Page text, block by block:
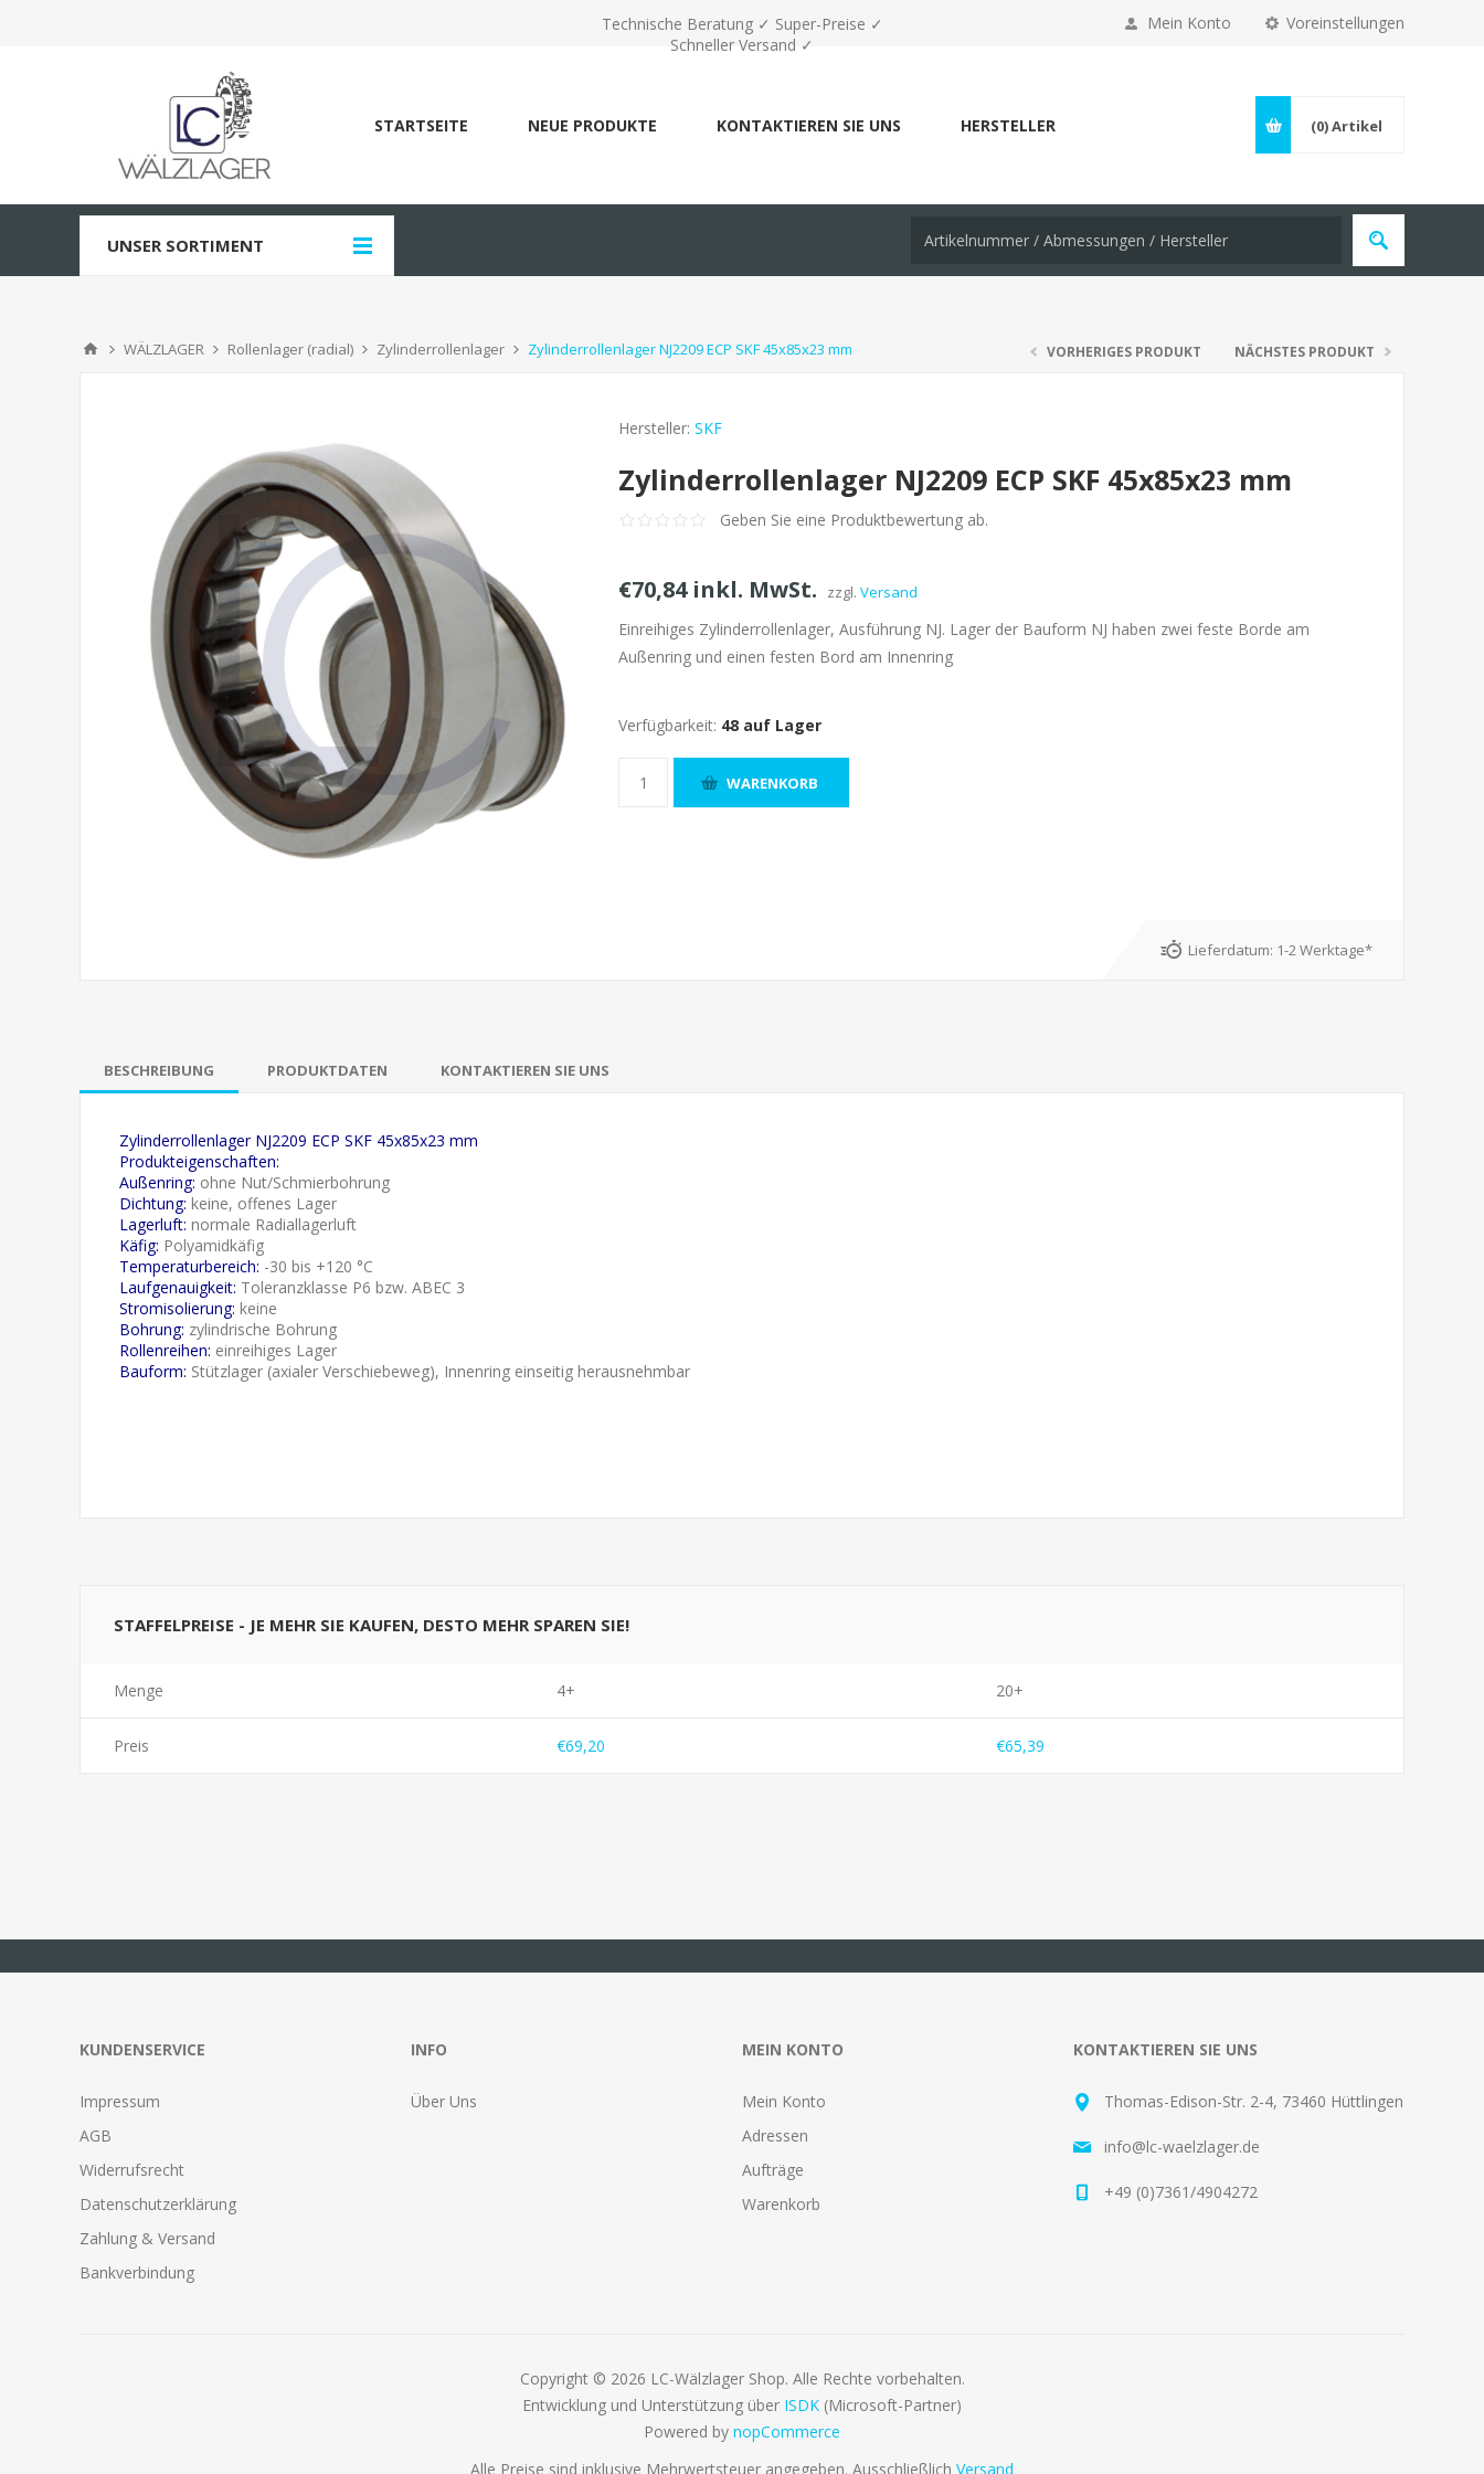
Technische Beratung ✓ Super-Preise ✓
Schneller Versand ✓
Voreinstellungen
Mein Konto
STARTSEITE NEUE PRODUKTE KONTAKTIEREN SIE UNS HERSTELLER (0)Artikel
UNSER SORTIMENT
WÄLZLAGER Rollenlager (radial) Zylinderrollenlager Zylinderrollenlager NJ2209 ECP SKF 45x85x23 mm VORHERIGES PRODUKT NÄCHSTES PRODUKT
Hersteller: SKF
Zylinderrollenlager NJ2209 ECP SKF 45x85x23 mm
Geben Sie eine Produktbewertung ab.
€70,84 inkl. MwSt. zzgl.Versand
Einreihiges Zylinderrollenlager, Ausführung NJ. Lager der Bauform NJ haben zwei feste Borde am
Außenring und einen festen Bord am Innenring
Verfügbarkeit: 48 auf Lager
Lieferdatum: 1-2 Werktage*
BESCHREIBUNG PRODUKTDATEN KONTAKTIEREN SIE UNS
Zylinderrollenlager NJ2209 ECP SKF 45x85x23 mm
Produkteigenschaften:
Außenring: ohne Nut/Schmierbohrung
Dichtung: keine, offenes Lager
Lagerluft: normale Radiallagerluft
Käfig: Polyamidkäfig
Temperaturbereich: -30 bis +120 °C
Laufgenauigkeit: Toleranzklasse P6 bzw. ABEC 3
Stromisolierung: keine
Bohrung: zylindrische Bohrung
Rollenreihen: einreihiges Lager
Bauform: Stützlager (axialer Verschiebeweg), Innenring einseitig herausnehmbar
STAFFELPREISE - JE MEHR SIE KAUFEN, DESTO MEHR SPAREN SIE!
Menge 4+ 20+
Preis €69,20 €65,39
KUNDENSERVICE
Impressum
AGB
Widerrufsrecht
Datenschutzerklärung
Zahlung & Versand
Bankverbindung
INFO
Über Uns
MEIN KONTO
Mein Konto
Adressen
Aufträge
Warenkorb
KONTAKTIEREN SIE UNS
Thomas-Edison-Str. 2-4, 73460 Hüttlingen
info@lc-waelzlager.de
+49 (0)7361/4904272
Copyright © 2026 LC-Wälzlager Shop. Alle Rechte vorbehalten.
Entwicklung und Unterstützung über ISDK (Microsoft-Partner)
Powered by nopCommerce
Alle Preise sind inklusive Mehrwertsteuer angegeben. Ausschließlich Versand